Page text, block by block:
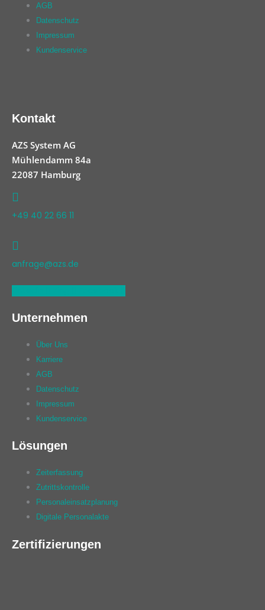
AGB
Datenschutz
Impressum
Kundenservice
Kontakt
AZS System AG
Mühlendamm 84a
22087 Hamburg
+49 40 22 66 11
anfrage@azs.de
Unternehmen
Über Uns
Karriere
AGB
Datenschutz
Impressum
Kundenservice
Lösungen
Zeiterfassung
Zutrittskontrolle
Personaleinsatzplanung
Digitale Personalakte
Zertifizierungen